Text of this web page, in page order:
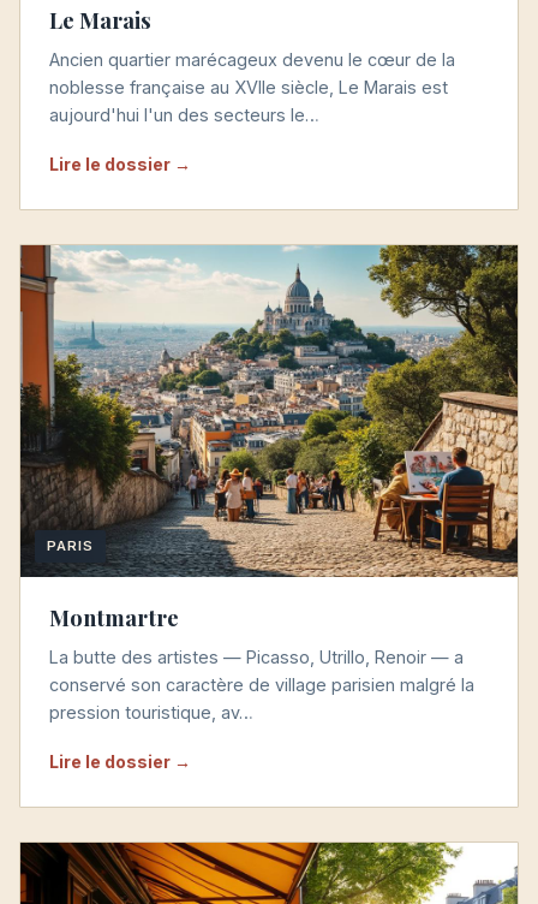
Le Marais
Ancien quartier marécageux devenu le cœur de la
noblesse française au XVIIe siècle, Le Marais est
aujourd'hui l'un des secteurs le…
Lire le dossier →
PARIS
Montmartre
La butte des artistes — Picasso, Utrillo, Renoir — a
conservé son caractère de village parisien malgré la
pression touristique, av…
Lire le dossier →